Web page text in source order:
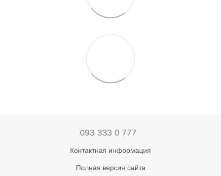
093 333 0 777
Контактная информация
Полная версия сайта